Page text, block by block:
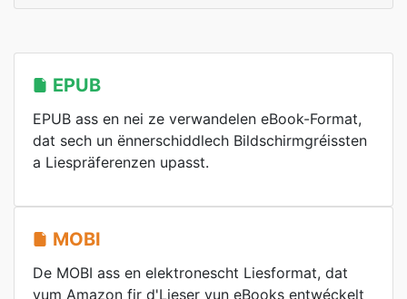
EPUB
EPUB ass en nei ze verwandelen eBook-Format,
dat sech un ënnerschiddlech Bildschirmgréissten
a Liespräferenzen upasst.
MOBI
De MOBI ass en elektronescht Liesformat, dat
vum Amazon fir d'Lieser vun eBooks entwéckelt